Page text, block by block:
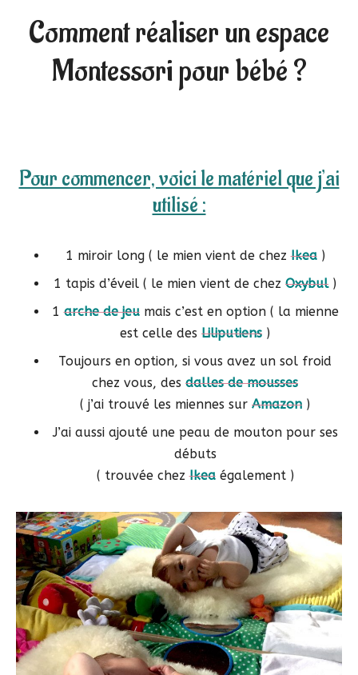
Comment réaliser un espace
Montessori pour bébé ?
Pour commencer, voici le matériel que j’ai
utilisé :
1 miroir long ( le mien vient de chezIkea )
1 tapis d’éveil ( le mien vient de chez Oxybul)
1arche de jeumais c’est en option ( la mienne
est celle des Liliputiens )
Toujours en option, si vous avez un sol froid
chez vous, des dalles de mousses
( j’ai trouvé les miennes sur Amazon )
J’ai aussi ajouté une peau de mouton pour ses
débuts
( trouvée chez Ikea également )